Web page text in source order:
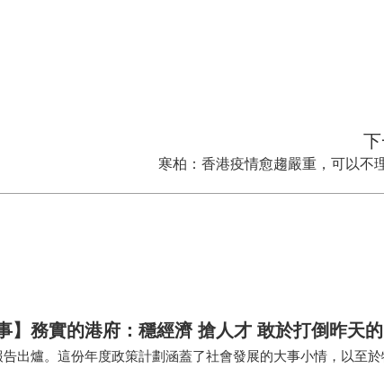
寒柏：香港疫情愈趨嚴重，可以不
】務實的港府：穩經濟 搶人才 敢於打倒昨天
出爐。這份年度政策計劃涵蓋了社會發展的大事小情，以至於